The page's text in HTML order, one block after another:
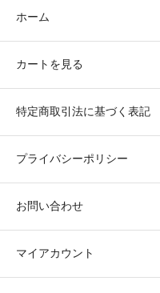
ホーム
カートを見る
特定商取引法に基づく表記
プライバシーポリシー
お問い合わせ
マイアカウント